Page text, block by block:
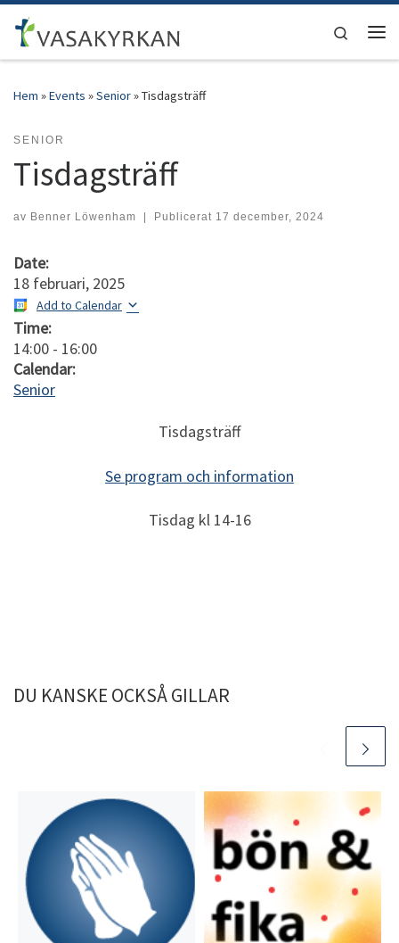
Hoppa till innehåll
Search
Hem »Events »Senior»Tisdagsträff
SENIOR
Tisdagsträff
av Benner Löwenham | Publicerat 17 december, 2024
Date:
18 februari, 2025
Add to Calendar
Time:
14:00 - 16:00
Calendar:
Senior
Tisdagsträff
Se program och information
Tisdag kl 14-16
DU KANSKE OCKSÅ GILLAR